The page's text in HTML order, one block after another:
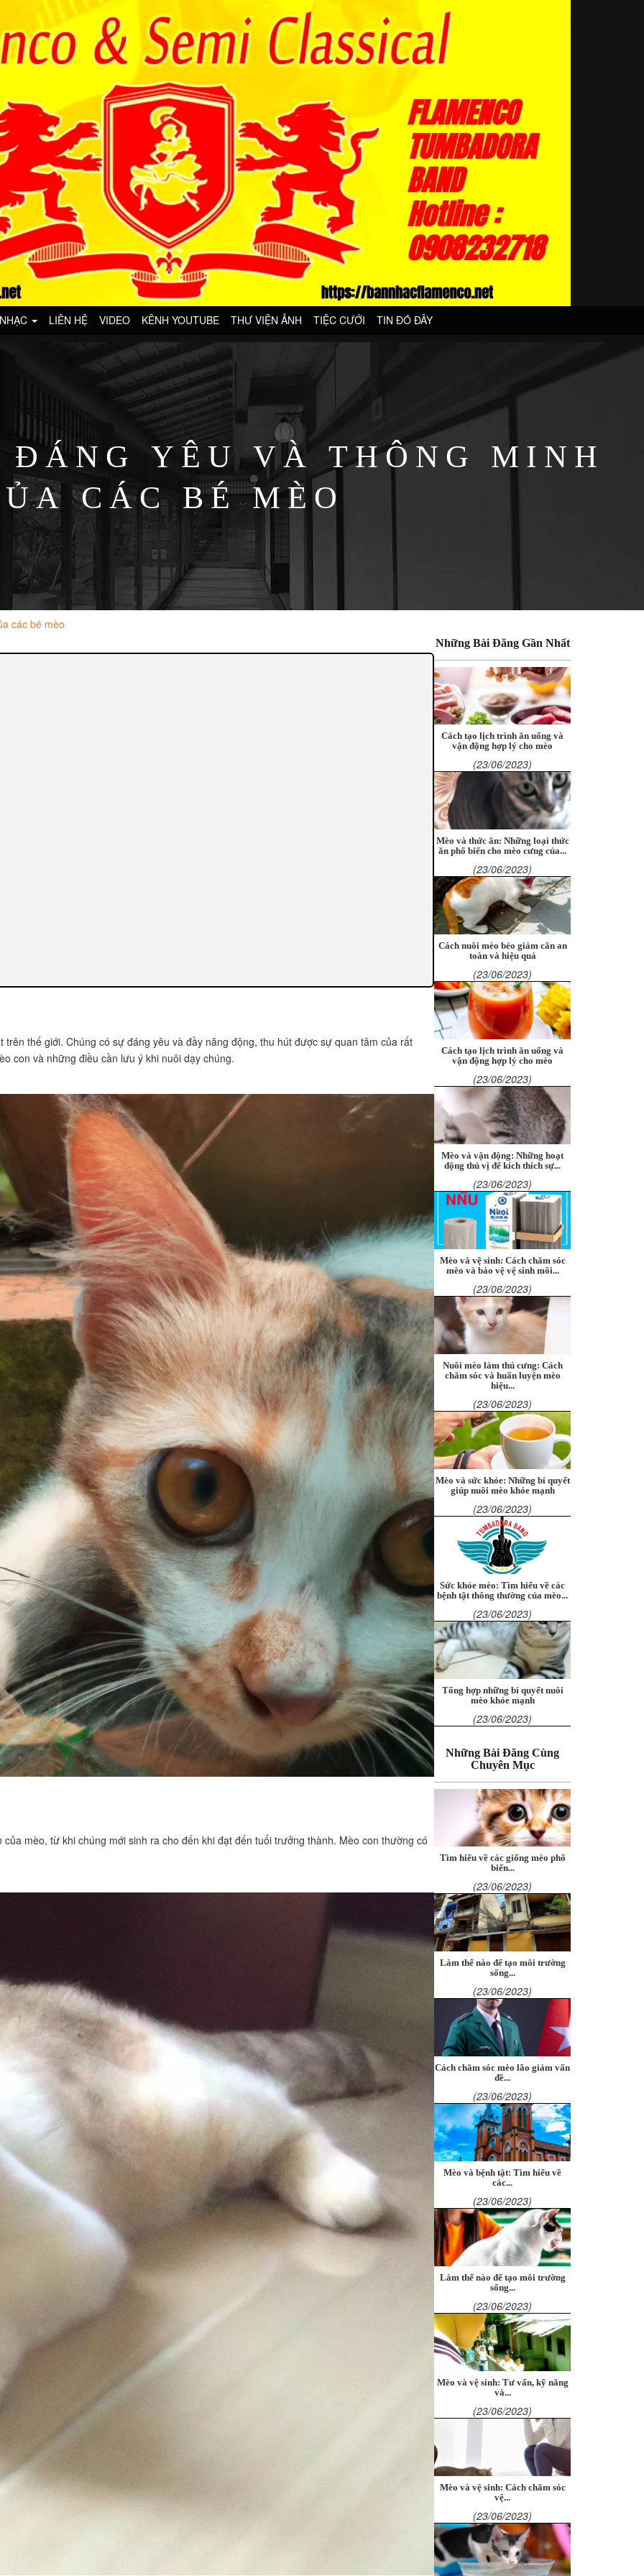
LIÊN HỆ VIDEO KÊNH YOUTUBE THƯ VIỆN ẢNH TIỆC CƯỚI TIN ĐÓ ĐÂY
ĐÁNG YÊU VÀ THÔNG MINH
CÁC BÉ MÈO
các bé mèo
con
nhỏ
của mèo con
thế giới. Chúng có sự đáng yêu và đầy năng động, thu hút được sự quan tâm của rất
con và những điều cần lưu ý khi nuôi dạy chúng.
mèo, từ khi chúng mới sinh ra cho đến khi đạt đến tuổi trưởng thành. Mèo con thường có
Những Bài Đăng Gần Nhất
Cách tạo lịch trình ăn uống và
vận động hợp lý cho mèo
(23/06/2023)
Mèo và thức ăn: Những loại thức
ăn phổ biến cho mèo cưng của...
(23/06/2023)
Cách nuôi mèo béo giảm cân an
toàn và hiệu quả
(23/06/2023)
Cách tạo lịch trình ăn uống và
vận động hợp lý cho mèo
(23/06/2023)
Mèo và vận động: Những hoạt
động thú vị để kích thích sự...
(23/06/2023)
Mèo và vệ sinh: Cách chăm sóc
mèo và bảo vệ vệ sinh môi...
(23/06/2023)
Nuôi mèo làm thú cưng: Cách
chăm sóc và huấn luyện mèo
hiệu...
(23/06/2023)
Mèo và sức khỏe: Những bí quyết
giúp nuôi mèo khỏe mạnh
(23/06/2023)
Sức khỏe mèo: Tìm hiểu về các
bệnh tật thông thường của mèo...
(23/06/2023)
Tổng hợp những bí quyết nuôi
mèo khỏe mạnh
(23/06/2023)
Những Bài Đăng Cùng
Chuyên Mục
Tìm hiểu về các giống mèo phổ
biến...
(23/06/2023)
Làm thế nào để tạo môi trường
sống...
(23/06/2023)
Cách chăm sóc mèo lão giảm vấn
đề...
(23/06/2023)
Mèo và bệnh tật: Tìm hiểu về
các...
(23/06/2023)
Làm thế nào để tạo môi trường
sống...
(23/06/2023)
Mèo và vệ sinh: Tư vấn, kỹ năng
và...
(23/06/2023)
Mèo và vệ sinh: Cách chăm sóc
vệ...
(23/06/2023)